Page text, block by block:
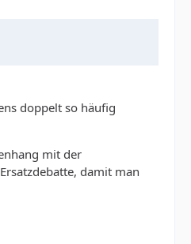
doppelt so häufig
mit der
damit man